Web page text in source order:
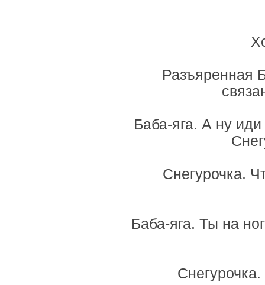
Разъяренная
Баба-яга. А ну
Снегурочка.
Баба-яга. Ты на